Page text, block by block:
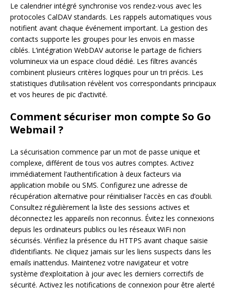
Le calendrier intégré synchronise vos rendez-vous avec les
protocoles CalDAV standards. Les rappels automatiques vous
notifient avant chaque événement important. La gestion des
contacts supporte les groupes pour les envois en masse
ciblés. L’intégration WebDAV autorise le partage de fichiers
volumineux via un espace cloud dédié. Les filtres avancés
combinent plusieurs critères logiques pour un tri précis. Les
statistiques d’utilisation révèlent vos correspondants principaux
et vos heures de pic d’activité.
Comment sécuriser mon compte So Go
Webmail ?
La sécurisation commence par un mot de passe unique et
complexe, différent de tous vos autres comptes. Activez
immédiatement l’authentification à deux facteurs via
application mobile ou SMS. Configurez une adresse de
récupération alternative pour réinitialiser l’accès en cas d’oubli.
Consultez régulièrement la liste des sessions actives et
déconnectez les appareils non reconnus. Évitez les connexions
depuis les ordinateurs publics ou les réseaux WiFi non
sécurisés. Vérifiez la présence du HTTPS avant chaque saisie
d’identifiants. Ne cliquez jamais sur les liens suspects dans les
emails inattendus. Maintenez votre navigateur et votre
système d’exploitation à jour avec les derniers correctifs de
sécurité. Activez les notifications de connexion pour être alerté